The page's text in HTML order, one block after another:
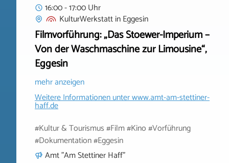
16:00 - 17:00 Uhr
KulturWerkstattinEggesin
Filmvorführung: „Das Stoewer-Imperium –
Von der Waschmaschine zur Limousine“,
Eggesin
mehr anzeigen
Weitere Informationen unterwww.amt-am-stettiner-
haff.de
#Kultur & Tourismus #Film #Kino #Vorführung
#Dokumentation #Eggesin
Amt "Am Stettiner Haff"